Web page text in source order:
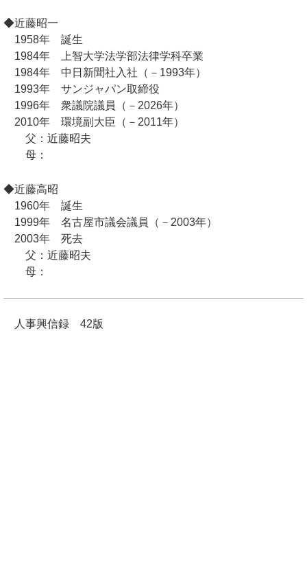
◆近藤昭一
1958年 誕生
1984年 上智大学法学部法律学科卒業
1984年 中日新聞社入社（－1993年）
1993年 サンジャパン取締役
1996年 衆議院議員（－2026年）
2010年 環境副大臣（－2011年）
父：近藤昭夫
母：
◆近藤高昭
1960年 誕生
1999年 名古屋市議会議員（－2003年）
2003年 死去
父：近藤昭夫
母：
人事興信録 42版